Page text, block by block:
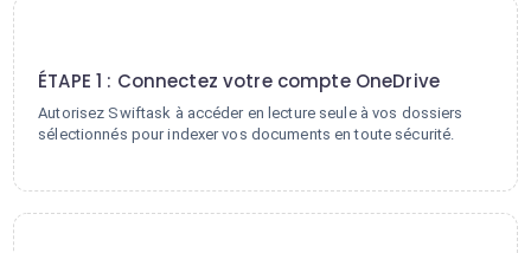
ÉTAPE 1 : Connectez votre compte OneDrive
Autorisez Swiftask à accéder en lecture seule à vos dossiers
sélectionnés pour indexer vos documents en toute sécurité.